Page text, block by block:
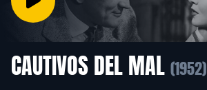
CAUTIVOS DEL MAL (1952)